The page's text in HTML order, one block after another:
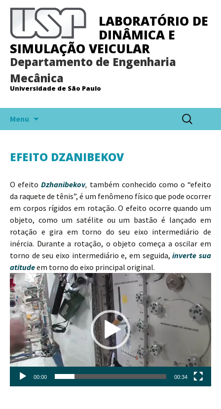
LABORATÓRIO DE
DINÂMICA E
SIMULAÇÃO VEICULAR
Departamento de Engenharia
Mecânica
Universidade de São Paulo
Menu
Pesquisar
por:
EFEITO DZANIBEKOV
O efeito Dzhanibekov, também conhecido como o “efeito
da raquete de tênis”, é um fenômeno físico que pode ocorrer
em corpos rígidos em rotação. O efeito ocorre quando um
objeto, como um satélite ou um bastão é lançado em
rotação e gira em torno do seu eixo intermediário de
inércia. Durante a rotação, o objeto começa a oscilar em
torno de seu eixo intermediário e, em seguida, inverte sua
atitudeem torno do eixo principal original.
Tocador
de
vídeo
00:00 00:34